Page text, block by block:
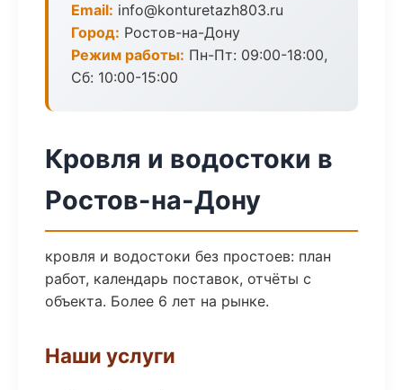
Email: info@konturetazh803.ru
Город: Ростов-на-Дону
Режим работы: Пн-Пт: 09:00-18:00,
Сб: 10:00-15:00
Кровля и водостоки в
Ростов-на-Дону
кровля и водостоки без простоев: план
работ, календарь поставок, отчёты с
объекта. Более 6 лет на рынке.
Наши услуги